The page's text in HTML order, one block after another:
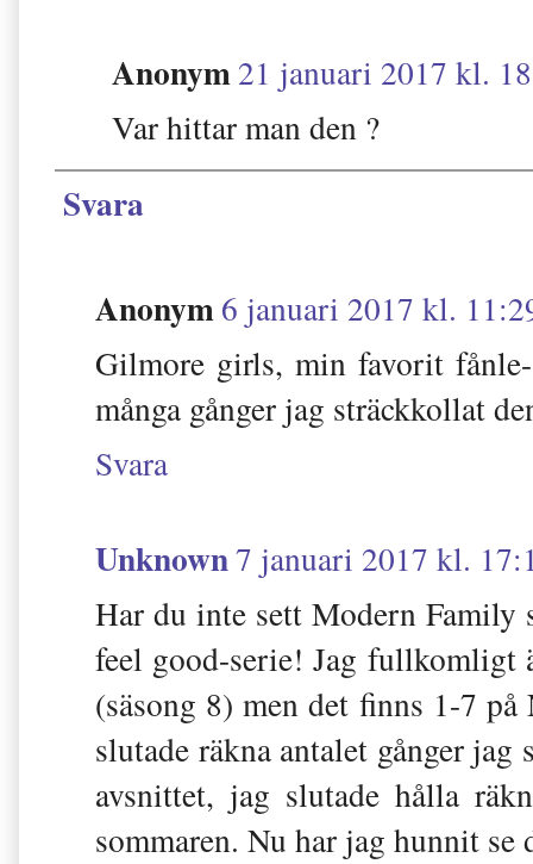
Anonym21 januari 2017 kl.
Var hittar man den ?
Svara
Anonym6 januari 2017 kl.
Gilmore girls, min favorit
många gånger jag sträckkollat
Svara
Unknown7 januari 2017 kl.
Har du inte sett Modern
feel good-serie! Jag fullkomligt
(säsong 8) men det finns 1-7
slutade räkna antalet gånger
avsnittet, jag slutade hålla
sommaren. Nu har jag hunnit